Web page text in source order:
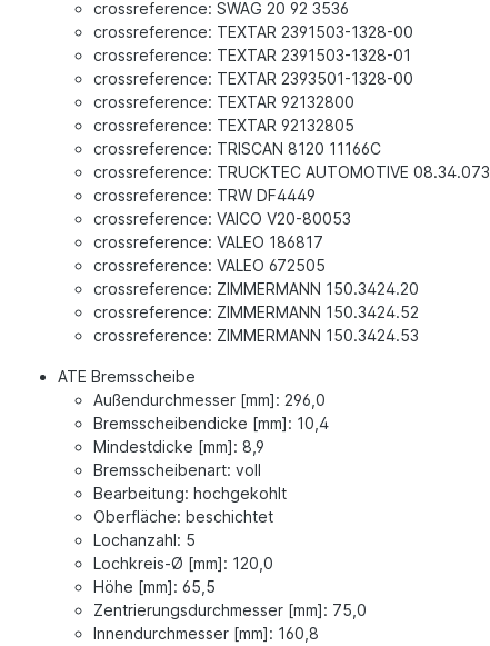
crossreference: SWAG 20 92 3536
crossreference: TEXTAR 2391503-1328-00
crossreference: TEXTAR 2391503-1328-01
crossreference: TEXTAR 2393501-1328-00
crossreference: TEXTAR 92132800
crossreference: TEXTAR 92132805
crossreference: TRISCAN 8120 11166C
crossreference: TRUCKTEC AUTOMOTIVE 08.34.073
crossreference: TRW DF4449
crossreference: VAICO V20-80053
crossreference: VALEO 186817
crossreference: VALEO 672505
crossreference: ZIMMERMANN 150.3424.20
crossreference: ZIMMERMANN 150.3424.52
crossreference: ZIMMERMANN 150.3424.53
ATE Bremsscheibe
Außendurchmesser [mm]: 296,0
Bremsscheibendicke [mm]: 10,4
Mindestdicke [mm]: 8,9
Bremsscheibenart: voll
Bearbeitung: hochgekohlt
Oberfläche: beschichtet
Lochanzahl: 5
Lochkreis-Ø [mm]: 120,0
Höhe [mm]: 65,5
Zentrierungsdurchmesser [mm]: 75,0
Innendurchmesser [mm]: 160,8